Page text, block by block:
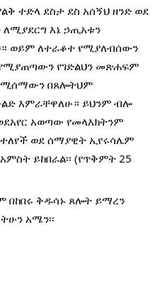
ተድላ ደስታ ደስ አሰኝህ ዘንድ ወደ
እኔ ኃጢአቱን
ወይም ለተራቆተ የሚያለብሰውን
የገድልህን መጽሐፍም
በጸሎትህም
እምራቸዋለሁ። ይህንም ብሎ
አወጣው የመላእክትንም
ወደ ሰማያዊት ኢየሩሳሌም
ይከበራል፡፡ (የጥቅምት 25
በከበሩ ቅዱሳኑ ጸሎት ይማረን
አሜን፡፡